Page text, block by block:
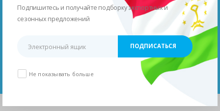
Подпишитесь и получайте подборку экспортных и
сезонных предложений
Не показывать больше
Агентства по экспорту при Правительстве
Республики Таджикистан
ПЕРЕЙТИ